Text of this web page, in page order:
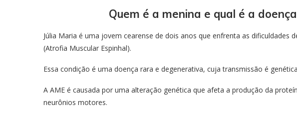
Quem é a menina e qual é a
Júlia Maria é uma jovem cearense de dois anos que enfrenta as dificuldades
(Atrofia Muscular Espinhal).
Essa condição é uma doença rara e degenerativa, cuja transmissão é
A AME é causada por uma alteração genética que afeta a produção da
neurônios motores.